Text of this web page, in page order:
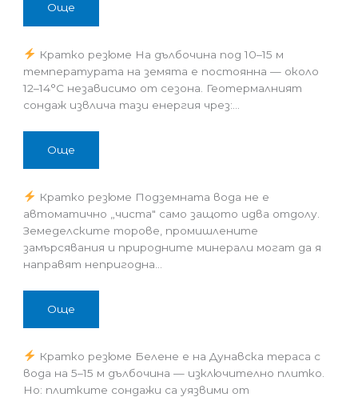
Още
Кратко резюме На дълбочина под 10–15 м
температурата на земята е постоянна — около
12–14°C независимо от сезона. Геотермалният
сондаж извлича тази енергия чрез:…
Още
Кратко резюме Подземната вода не е
автоматично „чиста" само защото идва отдолу.
Земеделските торове, промишлените
замърсявания и природните минерали могат да я
направят непригодна…
Още
Кратко резюме Белене е на Дунавска тераса с
вода на 5–15 м дълбочина — изключително плитко.
Но: плитките сондажи са уязвими от